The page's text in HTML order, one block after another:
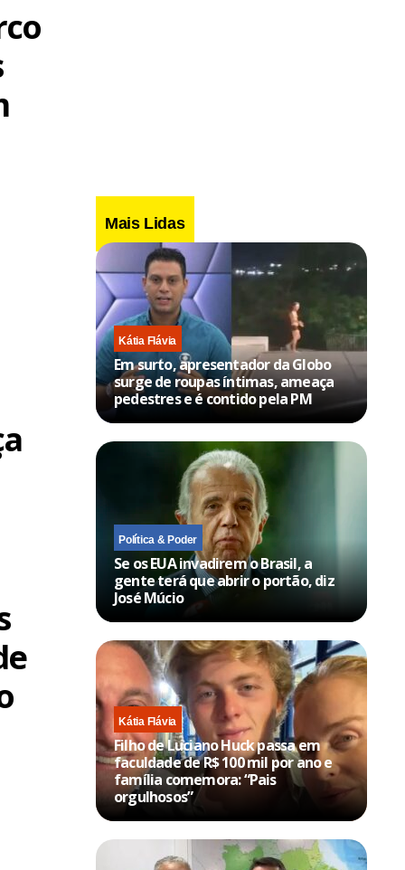
Mais Lidas
Kátia Flávia
Em surto, apresentador da Globo
surge de roupas íntimas, ameaça
pedestres e é contido pela PM
Política & Poder
Se os EUA invadirem o Brasil, a
gente terá que abrir o portão, diz
José Múcio
Kátia Flávia
Filho de Luciano Huck passa em
faculdade de R$ 100 mil por ano e
família comemora: “Pais
orgulhosos”